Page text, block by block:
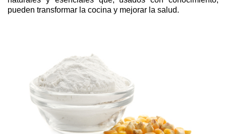
pueden transformar la cocina y mejorar la salud.